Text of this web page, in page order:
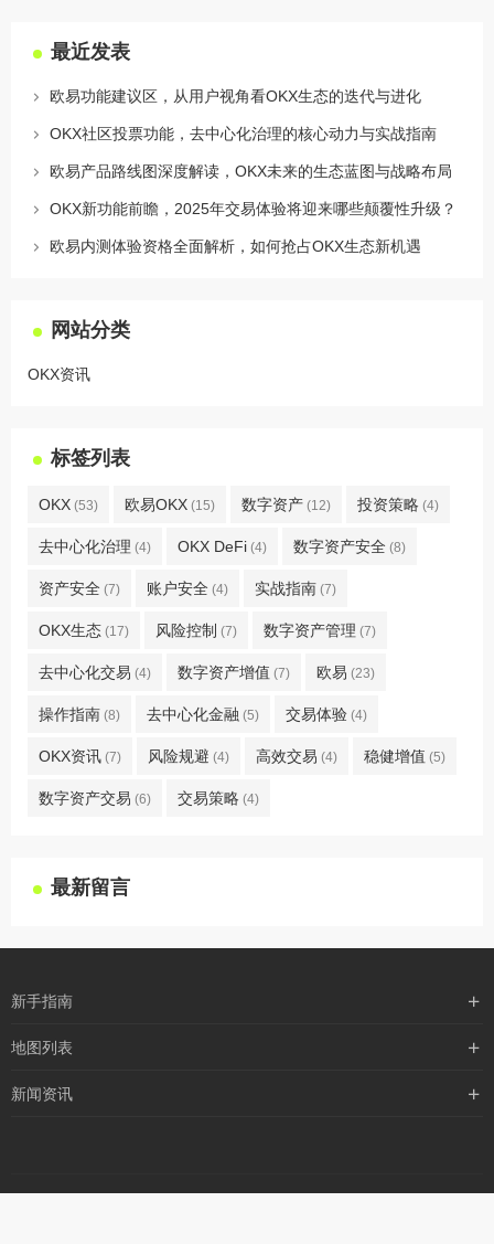
最近发表
欧易功能建议区，从用户视角看OKX生态的迭代与进化
OKX社区投票功能，去中心化治理的核心动力与实战指南
欧易产品路线图深度解读，OKX未来的生态蓝图与战略布局
OKX新功能前瞻，2025年交易体验将迎来哪些颠覆性升级？
欧易内测体验资格全面解析，如何抢占OKX生态新机遇
网站分类
OKX资讯
标签列表
OKX (53) 欧易OKX (15) 数字资产 (12) 投资策略 (4)
去中心化治理 (4) OKX DeFi (4) 数字资产安全 (8)
资产安全 (7) 账户安全 (4) 实战指南 (7)
OKX生态 (17) 风险控制 (7) 数字资产管理 (7)
去中心化交易 (4) 数字资产增值 (7) 欧易 (23)
操作指南 (8) 去中心化金融 (5) 交易体验 (4)
OKX资讯 (7) 风险规避 (4) 高效交易 (4) 稳健增值 (5)
数字资产交易 (6) 交易策略 (4)
最新留言
新手指南
购买流程
地图列表
最新文章
robots
新闻资讯